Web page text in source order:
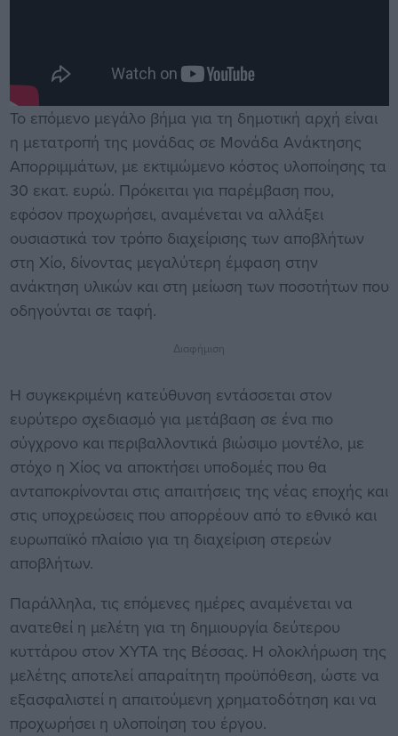
Το επόμενο μεγάλο βήμα για τη δημοτική αρχή είναι
η μετατροπή της μονάδας σε Μονάδα Ανάκτησης
Απορριμμάτων, με εκτιμώμενο κόστος υλοποίησης τα
30 εκατ. ευρώ. Πρόκειται για παρέμβαση που,
εφόσον προχωρήσει, αναμένεται να αλλάξει
ουσιαστικά τον τρόπο διαχείρισης των αποβλήτων
στη Χίο, δίνοντας μεγαλύτερη έμφαση στην
ανάκτηση υλικών και στη μείωση των ποσοτήτων που
οδηγούνται σε ταφή.
Διαφήμιση
Η συγκεκριμένη κατεύθυνση εντάσσεται στον
ευρύτερο σχεδιασμό για μετάβαση σε ένα πιο
σύγχρονο και περιβαλλοντικά βιώσιμο μοντέλο, με
στόχο η Χίος να αποκτήσει υποδομές που θα
ανταποκρίνονται στις απαιτήσεις της νέας εποχής και
στις υποχρεώσεις που απορρέουν από το εθνικό και
ευρωπαϊκό πλαίσιο για τη διαχείριση στερεών
αποβλήτων.
Παράλληλα, τις επόμενες ημέρες αναμένεται να
ανατεθεί η μελέτη για τη δημιουργία δεύτερου
κυττάρου στον ΧΥΤΑ της Βέσσας. Η ολοκλήρωση της
μελέτης αποτελεί απαραίτητη προϋπόθεση, ώστε να
εξασφαλιστεί η απαιτούμενη χρηματοδότηση και να
προχωρήσει η υλοποίηση του έργου.